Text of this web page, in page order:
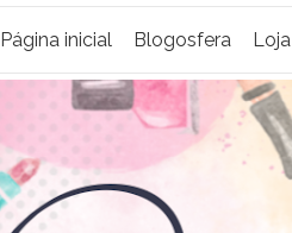
Página inicial Blogosfera Loja